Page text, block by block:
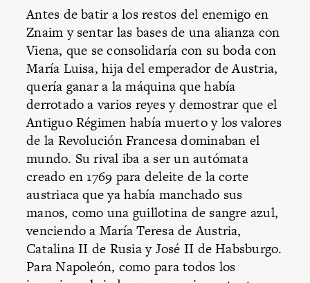
Antes de batir a los restos del enemigo en
Znaim y sentar las bases de una alianza con
Viena, que se consolidaría con su boda con
María Luisa, hija del emperador de Austria,
quería ganar a la máquina que había
derrotado a varios reyes y demostrar que el
Antiguo Régimen había muerto y los valores
de la Revolución Francesa dominaban el
mundo. Su rival iba a ser un autómata
creado en 1769 para deleite de la corte
austriaca que ya había manchado sus
manos, como una guillotina de sangre azul,
venciendo a María Teresa de Austria,
Catalina II de Rusia y José II de Habsburgo.
Para Napoleón, como para todos los